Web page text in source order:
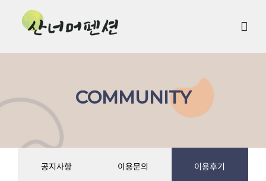
content
COMMUNITY
공지사항 이용문의 이용후기